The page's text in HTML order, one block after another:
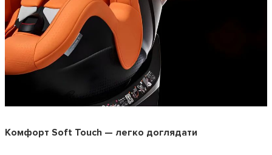
Комфорт Soft Touch — легко доглядати